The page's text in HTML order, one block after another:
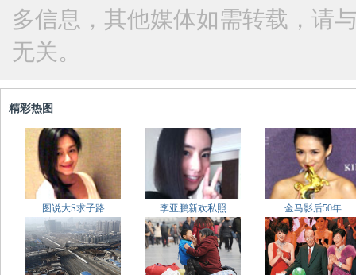
多信息，其他媒体如需转载，请
无关。
精彩热图
图说大S求子路 李亚鹏新欢私照 金马影后50年